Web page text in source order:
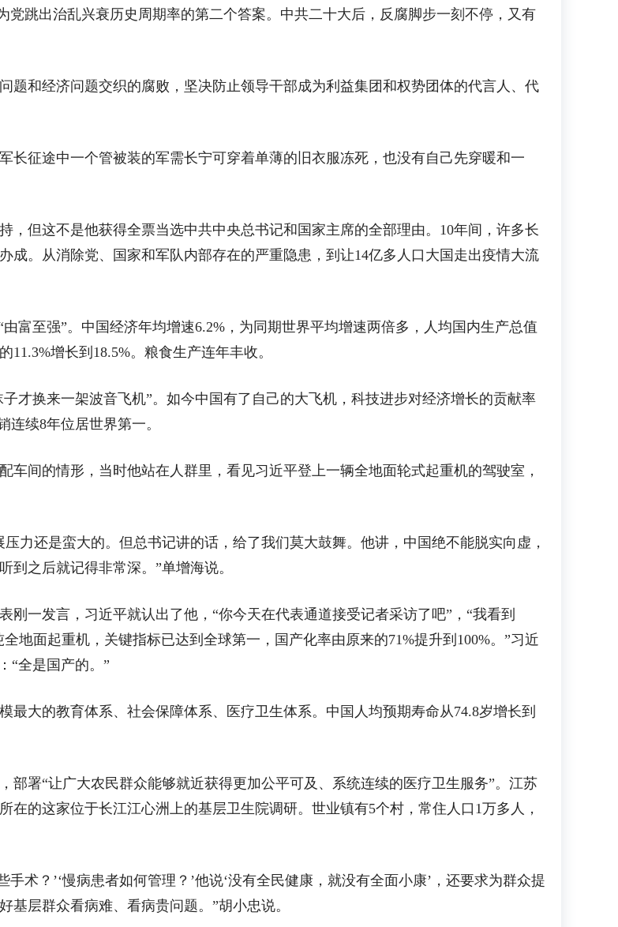
跳出治乱兴衰历史周期率的第二个答案。中共二十大后，反腐脚步一刻不停，又有
和经济问题交织的腐败，坚决防止领导干部成为利益集团和权势团体的代言人、代
征途中一个管被装的军需长宁可穿着单薄的旧衣服冻死，也没有自己先穿暖和一
但这不是他获得全票当选中共中央总书记和国家主席的全部理由。10年间，许多长
成。从消除党、国家和军队内部存在的严重隐患，到让14亿多人口大国走出疫情大流
至强”。中国经济年均增速6.2%，为同期世界平均增速两倍多，人均国内生产总值
11.3%增长到18.5%。粮食生产连年丰收。
换来一架波音飞机”。如今中国有了自己的大飞机，科技进步对经济增长的贡献率
续8年位居世界第一。
间的情形，当时他站在人群里，看见习近平登上一辆全地面轮式起重机的驾驶室，
还是蛮大的。但总书记讲的话，给了我们莫大鼓舞。他讲，中国绝不能脱实向虚，
之后就记得非常深。”单增海说。
一发言，习近平就认出了他，“你今天在代表通道接受记者采访了吧”，“我看到
地面起重机，关键指标已达到全球第一，国产化率由原来的71%提升到100%。”习近
“全是国产的。”
大的教育体系、社会保障体系、医疗卫生体系。中国人均预期寿命从74.8岁增长到
署“让广大农民群众能够就近获得更加公平可及、系统连续的医疗卫生服务”。江苏
在的这家位于长江江心洲上的基层卫生院调研。世业镇有5个村，常住人口1万多人，
？’‘慢病患者如何管理？’他说‘没有全民健康，就没有全面小康’，还要求为群众提
层群众看病难、看病贵问题。”胡小忠说。